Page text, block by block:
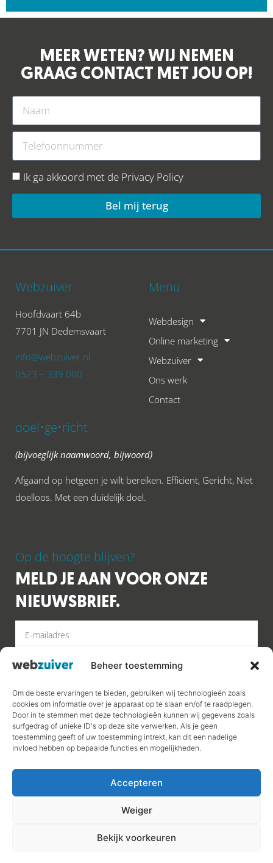
Beheer toestemming
Om de beste ervaringen te bieden, gebruiken wij technologieën zoals
cookies om informatie over je apparaat op te slaan en/of te raadplegen.
Door in te stemmen met deze technologieën kunnen wij gegevens zoals
surfgedrag of unieke ID's op deze site verwerken. Als je geen
toestemming geeft of uw toestemming intrekt, kan dit een nadelige
invloed hebben op bepaalde functies en mogelijkheden.
Accepteren
Weiger
Bekijk voorkeuren
MEER WETEN? WIJ NEMEN
GRAAG CONTACT MET JOU OP!
Ik ga akkoord met de Privacy Policy
Bel mij terug
Webzuiver
Hoofdvaart 64b
7701 JN Dedemsvaart
info@webzuiver.nl
0523 – 339 000
Menu
Webdesign
Online marketing
Webzuiver
Ons werk
Contact
doel•ge•richt
(bijvoeglijk naamwoord, bijwoord)
Afgaand op hetgeen je wilt bereiken. Efficient, Gericht, Niet
doelloos. Met een duidelijk doel.
Op de hoogte blijven?
MELD JE AAN VOOR ONZE
NIEUWSBRIEF.
MELD AAN
Algemene voorwaardenPrivacy policy